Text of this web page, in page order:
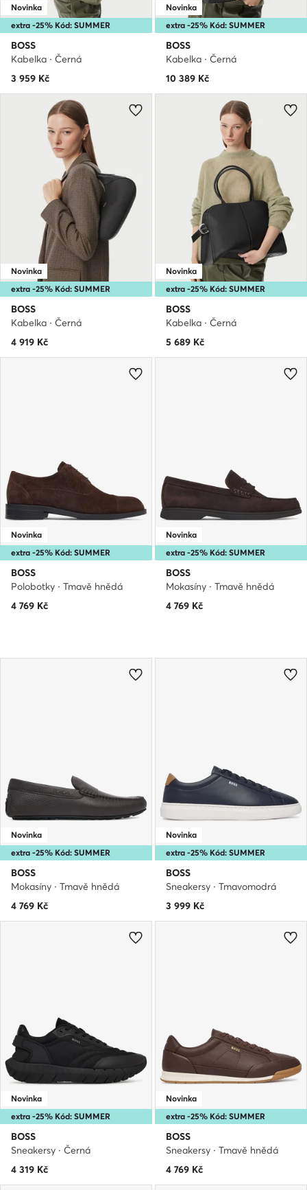
extra -25% Kód: SUMMER
Novinka
BOSS
Kabelka · Černá
3 959 Kč
extra -25% Kód: SUMMER
Novinka
BOSS
Kabelka · Černá
10 389 Kč
extra -25% Kód: SUMMER
Novinka
BOSS
Kabelka · Černá
4 919 Kč
extra -25% Kód: SUMMER
Novinka
BOSS
Kabelka · Černá
5 689 Kč
extra -25% Kód: SUMMER
Novinka
BOSS
Polobotky · Tmavě hnědá
4 769 Kč
extra -25% Kód: SUMMER
Novinka
BOSS
Mokasíny · Tmavě hnědá
4 769 Kč
extra -25% Kód: SUMMER
Novinka
BOSS
Mokasíny · Tmavě hnědá
4 769 Kč
extra -25% Kód: SUMMER
Novinka
BOSS
Sneakersy · Tmavomodrá
3 999 Kč
extra -25% Kód: SUMMER
Novinka
BOSS
Sneakersy · Černá
4 319 Kč
extra -25% Kód: SUMMER
Novinka
BOSS
Sneakersy · Tmavě hnědá
4 769 Kč